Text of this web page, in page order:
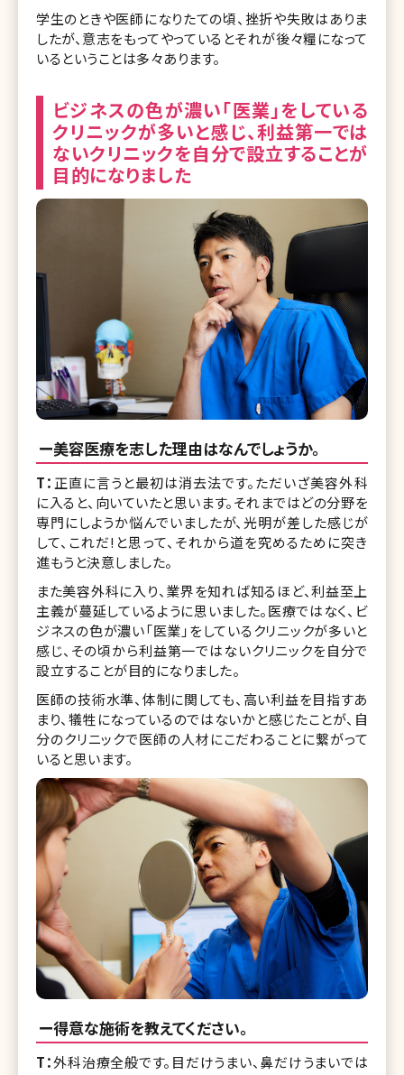
学生のときや医師になりたての頃、挫折や失敗はありま
したが、意志をもってやっているとそれが後々糧になって
いるということは多々あります。
ビジネスの色が濃い「医業」をしている
クリニックが多いと感じ、利益第一では
ないクリニックを自分で設立することが
目的になりました
ー美容医療を志した理由はなんでしょうか。
T： 正直に言うと最初は消去法です。ただいざ美容外科
に入ると、向いていたと思います。それまではどの分野を
専門にしようか悩んでいましたが、光明が差した感じが
して、これだ!と思って、それから道を究めるために突き
進もうと決意しました。
また美容外科に入り、業界を知れば知るほど、利益至上
主義が蔓延しているように思いました。医療ではなく、ビ
ジネスの色が濃い「医業」をしているクリニックが多いと
感じ、その頃から利益第一ではないクリニックを自分で
設立することが目的になりました。
医師の技術水準、体制に関しても、高い利益を目指すあ
まり、犠牲になっているのではないかと感じたことが、自
分のクリニックで医師の人材にこだわることに繋がって
いると思います。
ー得意な施術を教えてください。
T：外科治療全般です。目だけうまい、鼻だけうまいでは